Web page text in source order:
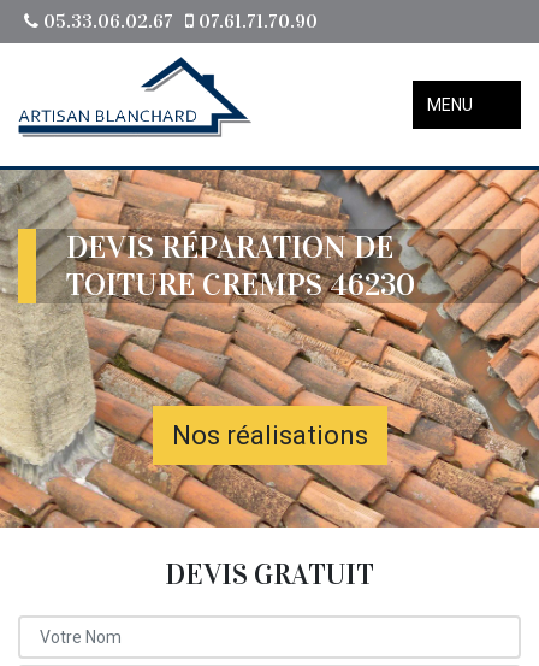
05.33.06.02.67 07.61.71.70.90
MENU
DEVIS RÉPARATION DE
TOITURE CREMPS 46230
Nos réalisations
DEVIS GRATUIT